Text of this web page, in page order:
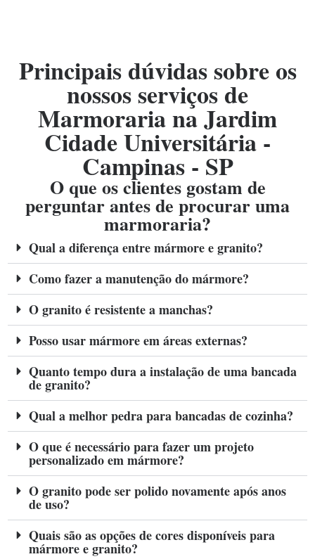
Principais dúvidas sobre os
nossos serviços de
Marmoraria na Jardim
Cidade Universitária -
Campinas - SP
O que os clientes gostam de
perguntar antes de procurar uma
marmoraria?
Qual a diferença entre mármore e granito?
Como fazer a manutenção do mármore?
O granito é resistente a manchas?
Posso usar mármore em áreas externas?
Quanto tempo dura a instalação de uma bancada
de granito?
Qual a melhor pedra para bancadas de cozinha?
O que é necessário para fazer um projeto
personalizado em mármore?
O granito pode ser polido novamente após anos
de uso?
Quais são as opções de cores disponíveis para
mármore e granito?